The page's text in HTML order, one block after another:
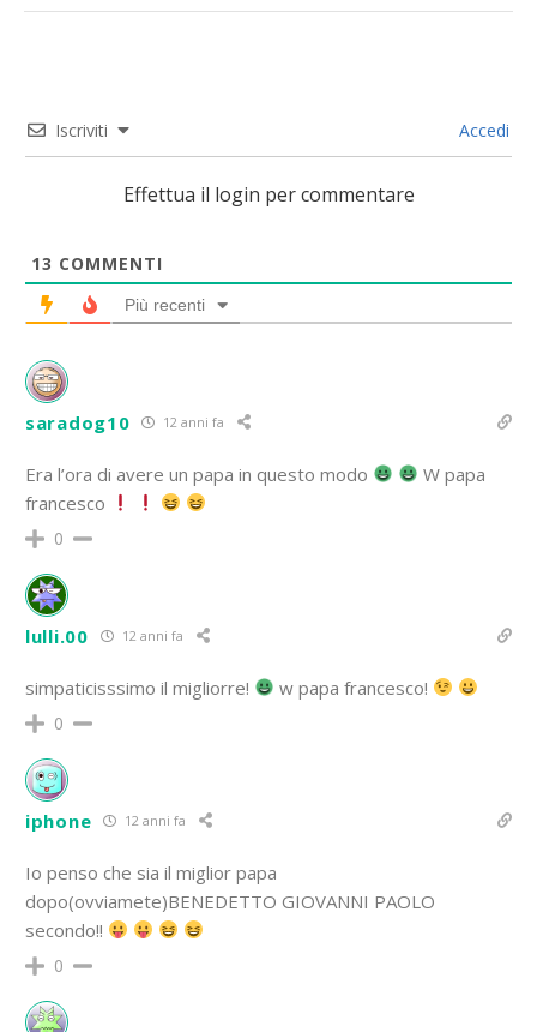
Iscriviti Accedi
Effettua il login per commentare
13 COMMENTI
Più recenti
saradog10 12 anni fa
Era l’ora di avere un papa in questo modo
W papa
francesco
0
lulli.00 12 anni fa
simpaticisssimo il migliorre! w papa francesco!
0
iphone 12 anni fa
Io penso che sia il miglior papa
dopo(ovviamete)BENEDETTO GIOVANNI PAOLO
secondo!!
0